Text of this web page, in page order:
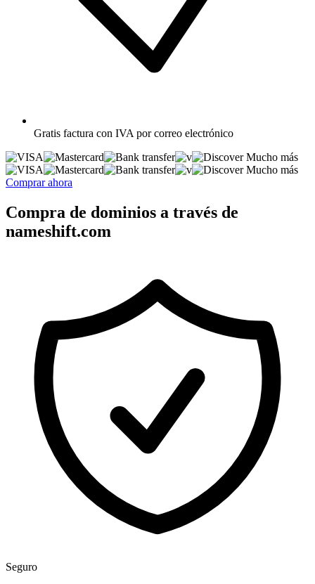
Gratis factura con IVA por correo electrónico
Mucho más
Mucho más
Comprar ahora
Compra de dominios a través de
nameshift.com
Seguro